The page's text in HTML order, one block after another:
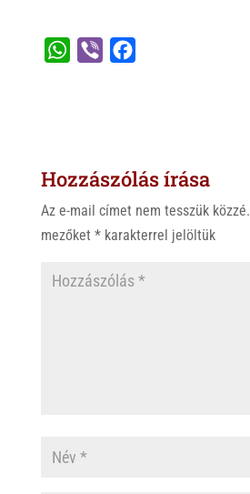
A
p
o
k
Hozzászólás írása
Az e-mail címet nem tesszük közzé.
mezőket *karakterrel jelöltük